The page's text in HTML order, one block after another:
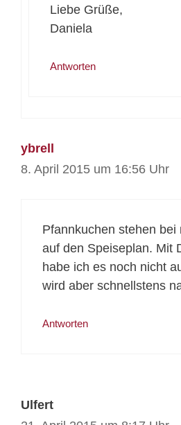
Liebe Grüße,
Daniela
Antworten
ybrell
8. April 2015 um 16:56 Uhr
Pfannkuchen stehen bei
auf den Speiseplan. Mit
habe ich es noch nicht
wird aber schnellstens
Antworten
Ulfert